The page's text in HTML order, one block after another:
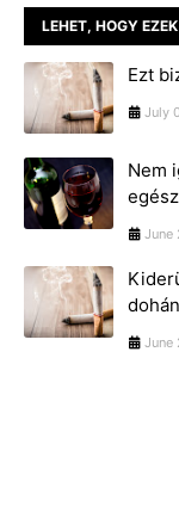
LEHET, HOGY
Ezt
July
Nem
June
June